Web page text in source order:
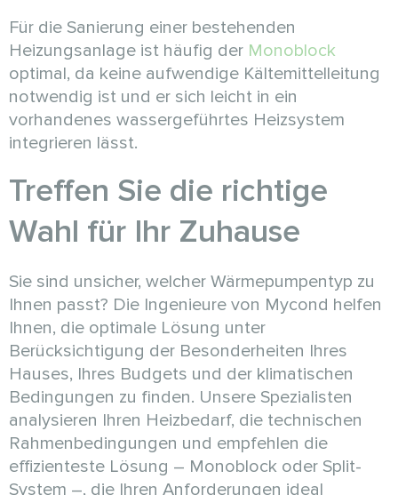
Für die Sanierung einer bestehenden
Heizungsanlage ist häufig der Monoblock
optimal, da keine aufwendige Kältemittelleitung
notwendig ist und er sich leicht in ein
vorhandenes wassergeführtes Heizsystem
integrieren lässt.
Treffen Sie die richtige
Wahl für Ihr Zuhause
Sie sind unsicher, welcher Wärmepumpentyp zu
Ihnen passt? Die Ingenieure von Mycond helfen
Ihnen, die optimale Lösung unter
Berücksichtigung der Besonderheiten Ihres
Hauses, Ihres Budgets und der klimatischen
Bedingungen zu finden. Unsere Spezialisten
analysieren Ihren Heizbedarf, die technischen
Rahmenbedingungen und empfehlen die
effizienteste Lösung – Monoblock oder Split-
System –, die Ihren Anforderungen ideal